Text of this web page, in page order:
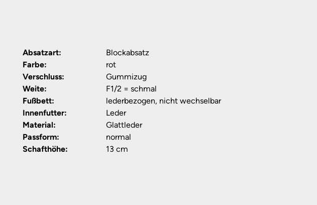
Absatzart:
Blockabsatz
Farbe:
rot
Verschluss:
Gummizug
Weite:
F1/2 = schmal
Fußbett:
lederbezogen, nicht wechselbar
Innenfutter:
Leder
Material:
Glattleder
Passform:
normal
Schafthöhe:
13 cm